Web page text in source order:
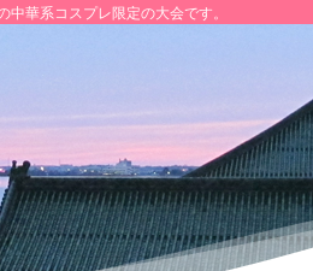
華系コスプレ限定の大会です。